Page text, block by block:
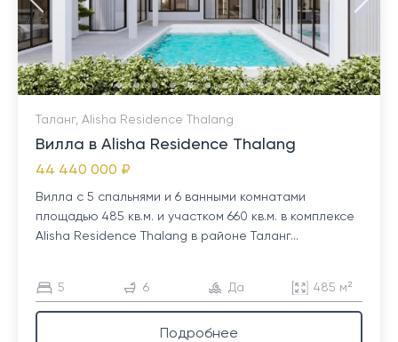
Таланг, Alisha Residence Thalang
Вилла в Alisha Residence Thalang
44 440 000 ₽
Вилла с 5 спальнями и 6 ванными комнатами
площадью 485 кв.м. и участком 660 кв.м. в комплексе
Alisha Residence Thalang в районе Таланг...
5 6 Да 485 м²
Подробнее